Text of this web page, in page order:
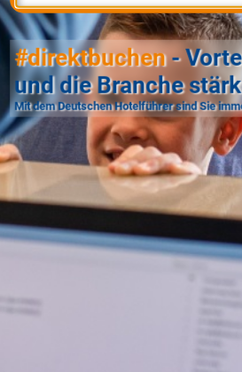
#direktbuchen-
und die Branche
Mit dem Deutschen Hotelführer sind Sie